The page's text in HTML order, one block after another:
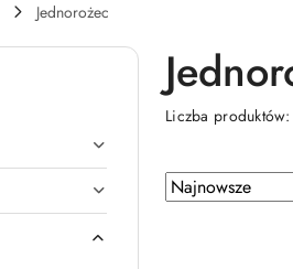
Jednorożec
Liczba
Zastosowano
sortowanie:
Sortuj
według